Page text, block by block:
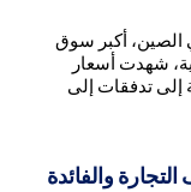
الصين، أكبر سوق
شهدت أسعار
إلى تدفقات إلى
والفائدة